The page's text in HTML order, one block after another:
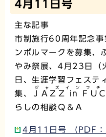
4月11日号
主な記事
市制施行60周年記念事
ンボルマークを募集、
やみ祭展、4月23日（
日、生涯学習フェステ
集、
ＪＡＺＺ in ＦＵ
ジャズインフチ
らしの相談Ｑ＆Ａ
4月11日号 （PDF